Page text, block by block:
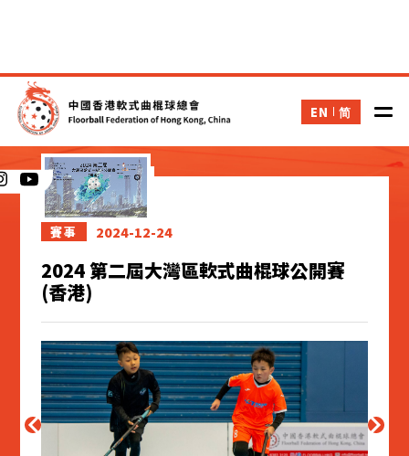
EN 简
新聞
賽事 2024-12-24
2024 第二屆大灣區軟式曲棍球公開賽
(香港)